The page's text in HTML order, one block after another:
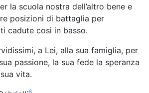
la scuola nostra dell’altro bene e
posizioni di battaglia per
cadute così in basso.
a Lei, alla sua famiglia, per
passione, la sua fede la speranza
vita.